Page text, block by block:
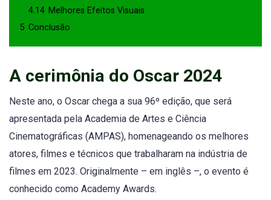
4.14 Melhores Efeitos Visuais
5 Conclusão
A cerimônia do Oscar 2024
Neste ano, o Oscar chega a sua 96º edição, que será
apresentada pela Academia de Artes e Ciência
Cinematográficas (AMPAS), homenageando os melhores
atores, filmes e técnicos que trabalharam na indústria de
filmes em 2023. Originalmente – em inglês –, o evento é
conhecido como Academy Awards.